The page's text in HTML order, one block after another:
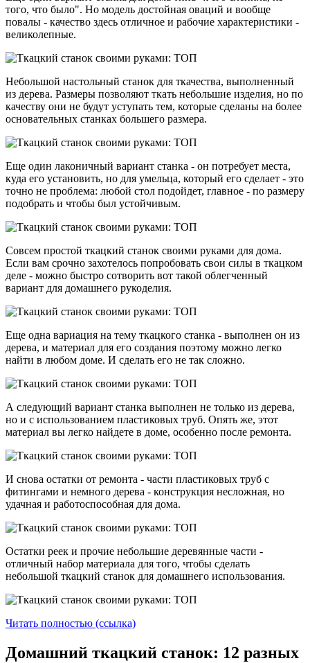
того, что было". Но модель достойная оваций и вообще
повалы - качество здесь отличное и рабочие характеристики -
великолепные.
Небольшой настольный станок для ткачества, выполненный
из дерева. Размеры позволяют ткать небольшие изделия, но по
качеству они не будут уступать тем, которые сделаны на более
основательных станках большего размера.
Еще один лаконичный вариант станка - он потребует места,
куда его установить, но для умельца, который его сделает - это
точно не проблема: любой стол подойдет, главное - по размеру
подобрать и чтобы был устойчивым.
Совсем простой ткацкий станок своими руками для дома.
Если вам срочно захотелось попробовать свои силы в ткацком
деле - можно быстро сотворить вот такой облегченный
вариант для домашнего рукоделия.
Еще одна вариация на тему ткацкого станка - выполнен он из
дерева, и материал для его создания поэтому можно легко
найти в любом доме. И сделать его не так сложно.
А следующий вариант станка выполнен не только из дерева,
но и с использованием пластиковых труб. Опять же, этот
материал вы легко найдете в доме, особенно после ремонта.
И снова остатки от ремонта - части пластиковых труб с
фитингами и немного дерева - конструкция несложная, но
удачная и работоспособная для дома.
Остатки реек и прочие небольшие деревянные части -
отличный набор материала для того, чтобы сделать
небольшой ткацкий станок для домашнего использования.
Читать полностью (ссылка)
Домашний ткацкий станок: 12 разных